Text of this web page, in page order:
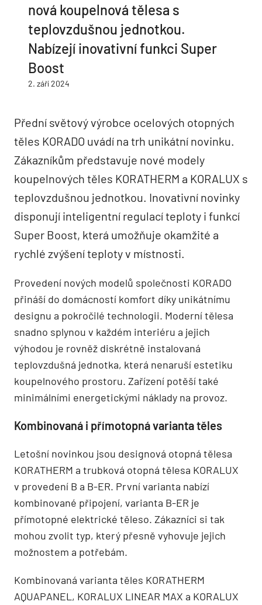
nová koupelnová tělesa s
teplovzdušnou jednotkou.
Nabízejí inovativní funkci Super
Boost
2. září 2024
Přední světový výrobce ocelových otopných
těles KORADO uvádí na trh unikátní novinku.
Zákazníkům představuje nové modely
koupelnových těles KORATHERM a KORALUX s
teplovzdušnou jednotkou. Inovativní novinky
disponují inteligentní regulací teploty i funkcí
Super Boost, která umožňuje okamžité a
rychlé zvýšení teploty v místnosti.
Provedení nových modelů společnosti KORADO
přináší do domácností komfort díky unikátnímu
designu a pokročilé technologii. Moderní tělesa
snadno splynou v každém interiéru a jejich
výhodou je rovněž diskrétně instalovaná
teplovzdušná jednotka, která nenaruší estetiku
koupelnového prostoru. Zařízení potěší také
minimálními energetickými náklady na provoz.
Kombinovaná i přímotopná varianta těles
Letošní novinkou jsou designová otopná tělesa
KORATHERM a trubková otopná tělesa KORALUX
v provedení B a B-ER. První varianta nabízí
kombinované připojení, varianta B-ER je
přímotopné elektrické těleso. Zákazníci si tak
mohou zvolit typ, který přesně vyhovuje jejich
možnostem a potřebám.
Kombinovaná varianta těles KORATHERM
AQUAPANEL, KORALUX LINEAR MAX a KORALUX